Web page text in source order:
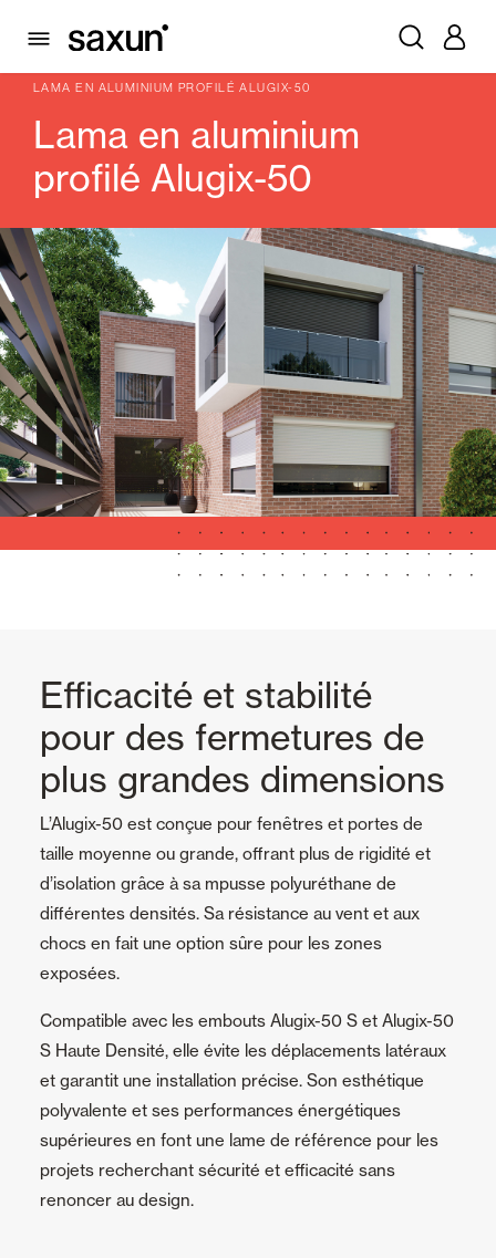
PRODUITS VOLETS ROULANTS ET CAISSONS
LAMES
LAMA EN ALUMINIUM PROFILÉ ALUGIX-50
Lama en aluminium
profilé Alugix-50
Efficacité et stabilité
pour des fermetures de
plus grandes dimensions
L’Alugix-50 est conçue pour fenêtres et portes de
taille moyenne ou grande, offrant plus de rigidité et
d’isolation grâce à sa mpusse polyuréthane de
différentes densités. Sa résistance au vent et aux
chocs en fait une option sûre pour les zones
exposées.
Compatible avec les embouts Alugix-50 S et Alugix-50
S Haute Densité, elle évite les déplacements latéraux
et garantit une installation précise. Son esthétique
polyvalente et ses performances énergétiques
supérieures en font une lame de référence pour les
projets recherchant sécurité et efficacité sans
renoncer au design.